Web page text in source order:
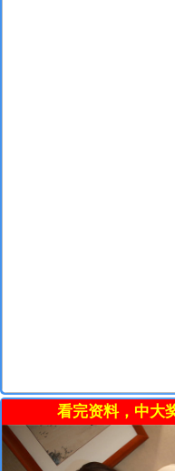
看完资料，中大